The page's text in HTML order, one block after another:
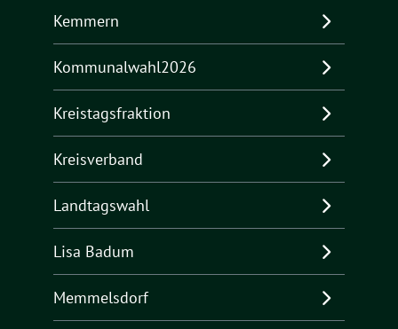
Kemmern
Kommunalwahl2026
Kreistagsfraktion
Kreisverband
Landtagswahl
Lisa Badum
Memmelsdorf